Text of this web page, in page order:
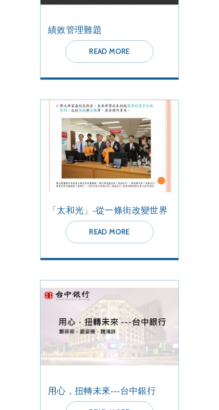
績效管理難題
READ MORE
「太和光」-從一條街改變世界
READ MORE
用心，扭轉未來---台中銀行